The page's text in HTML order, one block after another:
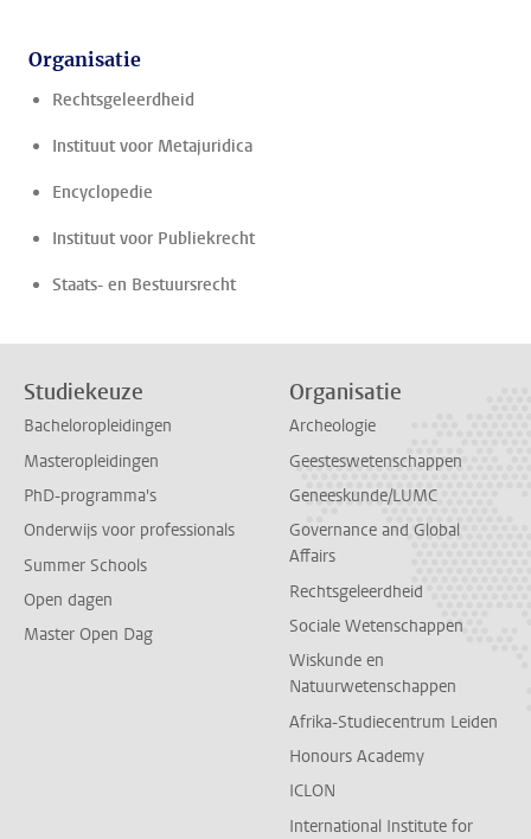
Organisatie
Rechtsgeleerdheid
Instituut voor Metajuridica
Encyclopedie
Instituut voor Publiekrecht
Staats- en Bestuursrecht
Studiekeuze
Bacheloropleidingen
Masteropleidingen
PhD-programma's
Onderwijs voor professionals
Summer Schools
Open dagen
Master Open Dag
Organisatie
Archeologie
Geesteswetenschappen
Geneeskunde/LUMC
Governance and Global
Affairs
Rechtsgeleerdheid
Sociale Wetenschappen
Wiskunde en
Natuurwetenschappen
Afrika-Studiecentrum Leiden
Honours Academy
ICLON
International Institute for